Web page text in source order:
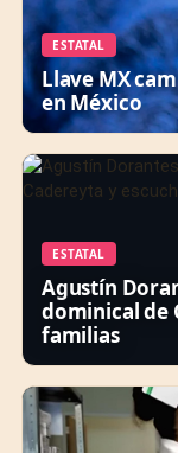
ESTATAL
Llave MX
en México
ESTATAL
Agustín
dominical de
familias